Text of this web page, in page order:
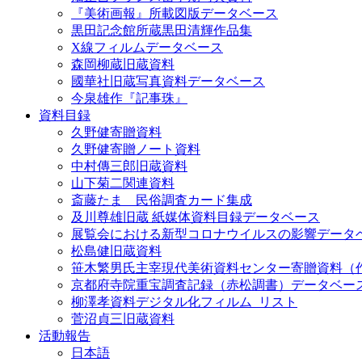
『美術画報』所載図版データベース
黒田記念館所蔵黒田清輝作品集
X線フィルムデータベース
森岡柳蔵旧蔵資料
國華社旧蔵写真資料データベース
今泉雄作『記事珠』
資料目録
久野健寄贈資料
久野健寄贈ノート資料
中村傳三郎旧蔵資料
山下菊二関連資料
斎藤たま 民俗調査カード集成
及川尊雄旧蔵 紙媒体資料目録データベース
展覧会における新型コロナウイルスの影響データ
松島健旧蔵資料
笹木繁男氏主宰現代美術資料センター寄贈資料（
京都府寺院重宝調査記録（赤松調書）データベー
柳澤孝資料デジタル化フィルム_リスト
菅沼貞三旧蔵資料
活動報告
日本語